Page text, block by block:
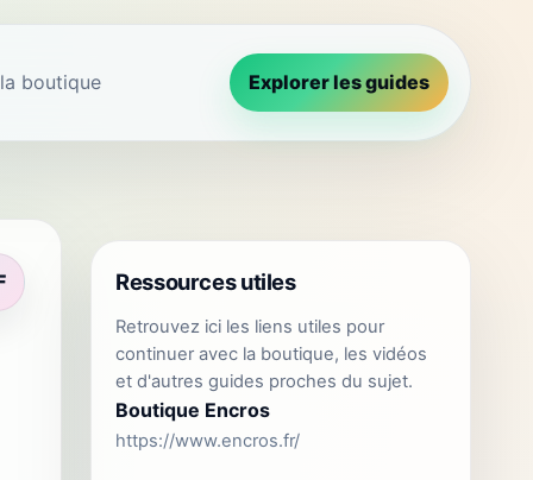
boutique Explorer les guides
Ressources utiles
Retrouvez ici les liens utiles pour
continuer avec la boutique, les vidéos
et d'autres guides proches du sujet.
Boutique Encros
https://www.encros.fr/